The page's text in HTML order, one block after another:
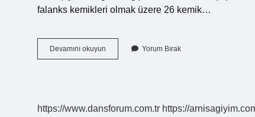
falanks kemikleri olmak üzere 26 kemik…
Devamını okuyun
Kemikleri
Yorum Bırak
https://www.dansforum.com.tr https://